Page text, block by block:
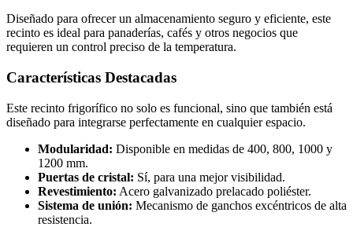
Diseñado para ofrecer un almacenamiento seguro y eficiente, este
recinto es ideal para panaderías, cafés y otros negocios que
requieren un control preciso de la temperatura.
Características Destacadas
Este recinto frigorífico no solo es funcional, sino que también está
diseñado para integrarse perfectamente en cualquier espacio.
Modularidad: Disponible en medidas de 400, 800, 1000 y
1200 mm.
Puertas de cristal: Sí, para una mejor visibilidad.
Revestimiento: Acero galvanizado prelacado poliéster.
Sistema de unión: Mecanismo de ganchos excéntricos de alta
resistencia.